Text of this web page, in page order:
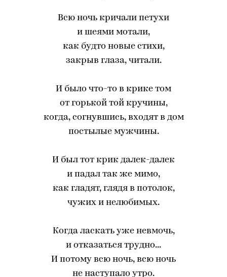
Всю ночь кричали петухи
и шеями мотали,
как будто новые стихи,
закрыв глаза, читали.
И было что-то в крике том
от горькой той кручины,
когда, согнувшись, входят в дом
постылые мужчины.
И был тот крик далек-далек
и падал так же мимо,
как гладят, глядя в потолок,
чужих и нелюбимых.
Когда ласкать уже невмочь,
и отказаться трудно...
И потому всю ночь, всю ночь
не наступало утро.